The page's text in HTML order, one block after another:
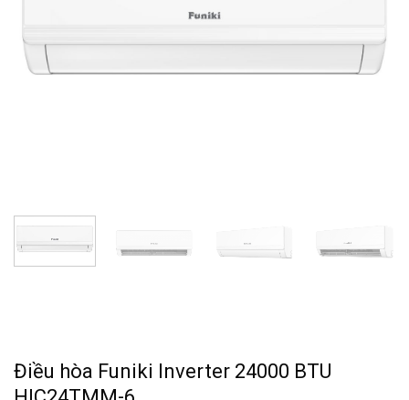
Điều hòa Funiki Inverter 24000 BTU